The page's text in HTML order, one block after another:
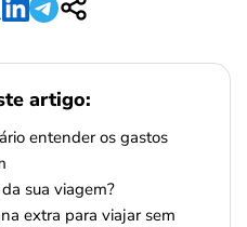
artigo:
entender os gastos
sua viagem?
extra para viajar sem